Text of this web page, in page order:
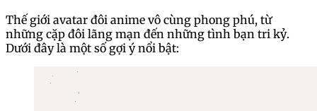
Thế giới avatar đôi anime vô cùng phong phú, từ
những cặp đôi lãng mạn đến những tình bạn tri kỷ.
Dưới đây là một số gợi ý nổi bật: